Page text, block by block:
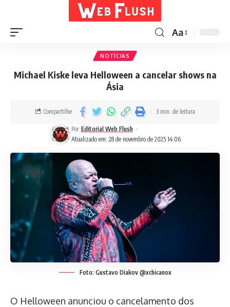
Aa
NOTÍCIAS
Michael Kiske leva Helloween a cancelar shows na
Ásia
Atualizado em: 28 de novembro de 2025 14:06
Por Editorial Web Flush
Compartilhe 3 min. de leitura
Foto: Gustavo Diakov @xchicanox
O Helloween anunciou o cancelamento dos